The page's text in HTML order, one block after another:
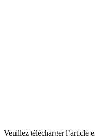
Veuillez télécharger l’article